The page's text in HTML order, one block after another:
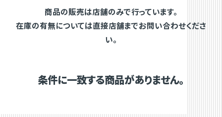
商品の販売は店舗のみで行っています。
在庫の有無については直接店舗までお問い合わせくださ
い。
条件に一致する商品がありません。